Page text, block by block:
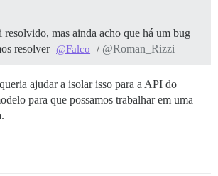
mas ainda acho que há um bug
resolver @Falco / @Roman_Rizzi
ajudar a isolar isso para a API do
para que possamos trabalhar em uma